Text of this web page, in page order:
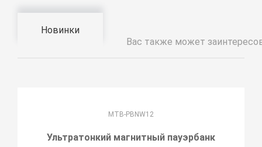
Новинки
Вас также может
MTB-PBNW12
Ультратонкий магнитный пауэрбанк